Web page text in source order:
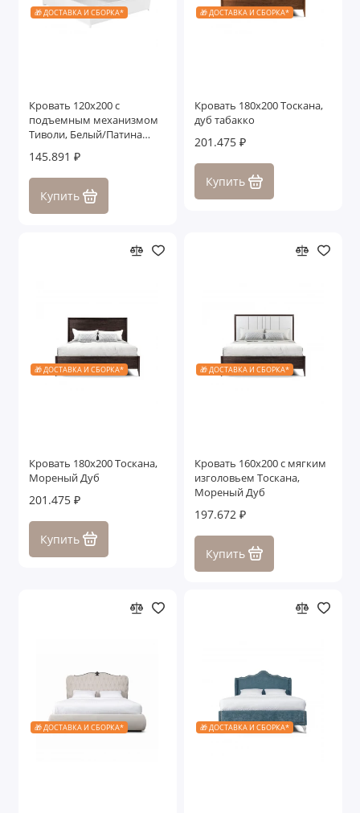
🎁 ДОСТАВКА И СБОРКА*
Кровать 120x200 с
подъемным механизмом
Тиволи, Белый/Патина
145.891 ₽
Купить
🎁 ДОСТАВКА И СБОРКА*
Кровать 180x200 Тоскана,
дуб табакко
201.475 ₽
Купить
🎁 ДОСТАВКА И СБОРКА*
Кровать 180x200 Тоскана,
Мореный Дуб
201.475 ₽
Купить
🎁 ДОСТАВКА И СБОРКА*
Кровать 160x200 с мягким
изголовьем Тоскана,
Мореный Дуб
197.672 ₽
Купить
🎁 ДОСТАВКА И СБОРКА* 🎁 ДОСТАВКА И СБОРКА*